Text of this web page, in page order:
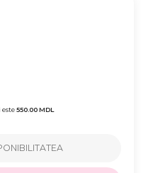
550.00MDL